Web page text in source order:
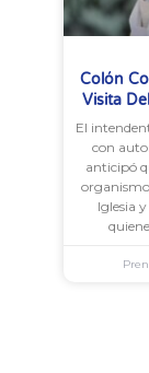
Colón
Visita
El
con
anticipó
Iglesia